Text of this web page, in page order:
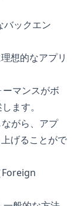
ックエン
想的なアプリ
マンスがボ
ます。
がら、アプ
げることがで
Foreign